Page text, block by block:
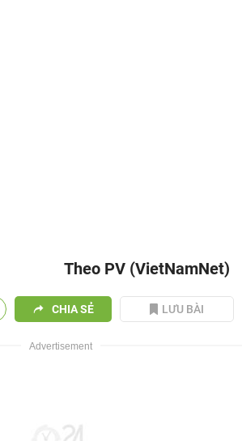
Theo PV (VietNamNet)
CHIA SẺ LƯU BÀI